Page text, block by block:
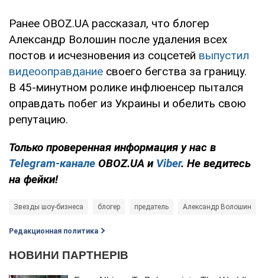
Ранее OBOZ.UA рассказал, что блогер
Александр Волошин после удаления всех
постов и исчезновения из соцсетей выпустил
видеооправдание своего бегства за границу.
В 45-минутном ролике инфлюенсер пытался
оправдать побег из Украины и обелить свою
репутацию.
Только проверенная информация у нас в
Telegram-канале OBOZ.UA и Viber. Не ведитесь
на фейки!
Звезды шоу-бизнеса блогер предатель Александр Волошин
Редакционная политика